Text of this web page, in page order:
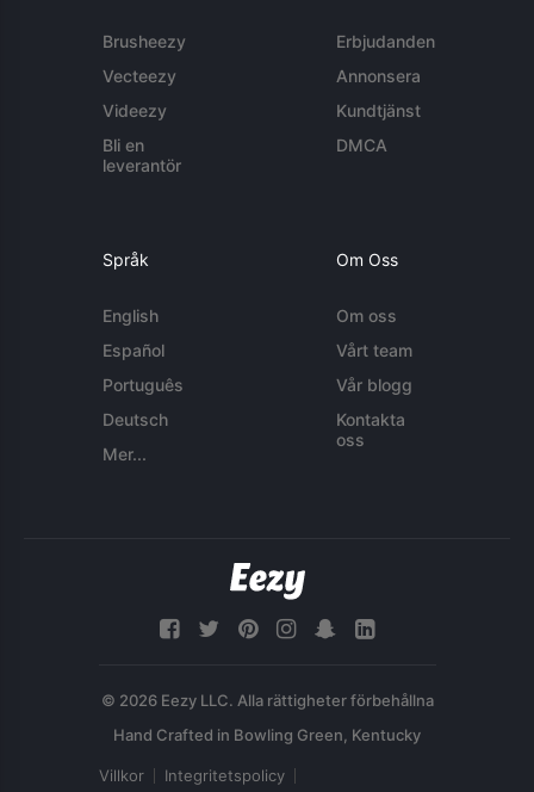
Brusheezy
Vecteezy
Videezy
Bli en
leverantör
Erbjudanden
Annonsera
Kundtjänst
DMCA
Språk
English
Español
Português
Deutsch
Mer...
Om Oss
Om oss
Vårt team
Vår blogg
Kontakta
oss
© 2026 Eezy LLC. Alla rättigheter förbehållna
Villkor Integritetspolicy